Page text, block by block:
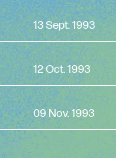
13 Sept. 1993
12 Oct. 1993
09 Nov. 1993